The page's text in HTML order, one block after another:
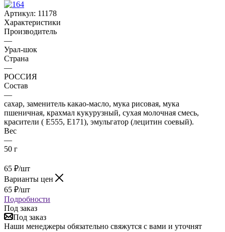
Артикул: 11178
Характеристики
Производитель
—
Урал-шок
Страна
—
РОССИЯ
Состав
—
сахар, заменитель какао-масло, мука рисовая, мука
пшеничная, крахмал кукурузный, сухая молочная смесь,
красители ( Е555, Е171), эмульгатор (лецитин соевый).
Вес
—
50 г
65 ₽/шт
Варианты цен
65 ₽/шт
Подробности
Под заказ
Под заказ
Наши менеджеры обязательно свяжутся с вами и уточнят